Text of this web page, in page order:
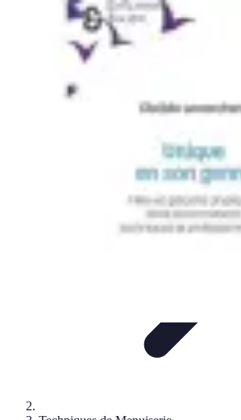
Menuisier Rapide
Astuces et Techniques
Outils et
ÉquipementsMatériauxTechniques
Menuisier Rapide